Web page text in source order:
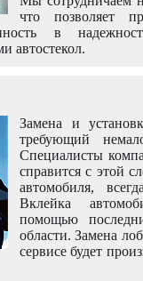
что позволяет
в
автостекол.
Замена и
требующий
Специалисты
справится с этой
автомобиля,
Вклейка
помощью
области. Замена
сервисе будет